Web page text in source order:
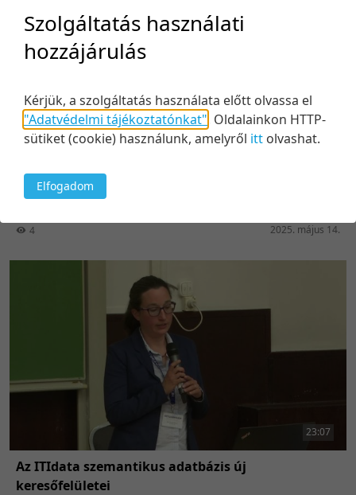
20:44
Vezetői információs rendszer az Open Access
Debreceni Egyetemen
Közreműködők:
4 2025. május 14.
23:07
Az ITIdata szemantikus adatbázis új
keresőfelületei
Szolgáltatás használati
hozzájárulás
Kérjük, a szolgáltatás használata előtt olvassa el
"Adatvédelmi tájékoztatónkat" Oldalainkon HTTP-
sütiket (cookie) használunk, amelyről itt olvashat.
Elfogadom